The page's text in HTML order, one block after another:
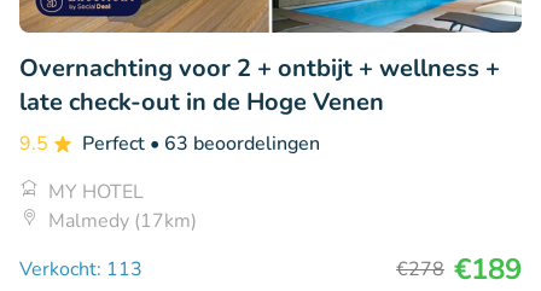
Overnachting voor 2 + ontbijt + wellness +
late check-out in de Hoge Venen
9.5 Perfect • 63 beoordelingen
MY HOTEL
Malmedy (17km)
Verkocht: 113
€278 €189